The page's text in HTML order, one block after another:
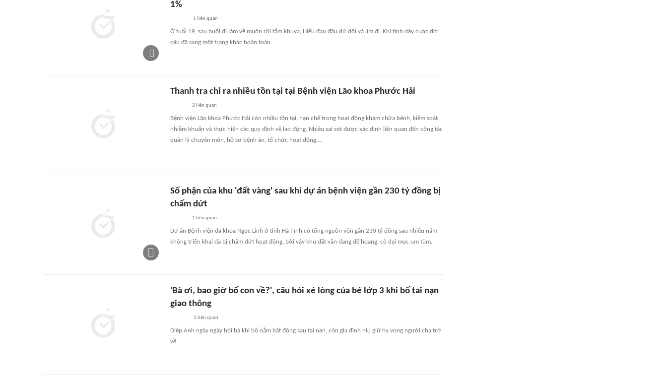
1%
1 liên quan
Ở tuổi 19, sau buổi đi làm về muộn rồi tắm khuya, Hiếu đau đầu dữ dội và lịm đi. Khi tỉnh dậy cuộc đời
cậu đã sang một trang khác hoàn toàn.
Thanh tra chỉ ra nhiều tồn tại tại Bệnh viện Lão khoa Phước Hải
2 liên quan
Bệnh viện Lão khoa Phước Hải còn nhiều tồn tại, hạn chế trong hoạt động khám chữa bệnh, kiểm soát
nhiễm khuẩn và thực hiện các quy định về lao động. Nhiều sai sót được xác định liên quan đến công tác
quản lý chuyên môn, hồ sơ bệnh án, tổ chức hoạt động,...
Số phận của khu 'đất vàng' sau khi dự án bệnh viện gần 230 tỷ đồng bị
chấm dứt
1 liên quan
Dự án Bệnh viện đa khoa Ngọc Linh ở tỉnh Hà Tĩnh có tổng nguồn vốn gần 230 tỷ đồng sau nhiều năm
không triển khai đã bị chấm dứt hoạt động, bởi vậy khu đất vẫn đang để hoang, cỏ dại mọc um tùm.
'Bà ơi, bao giờ bố con về?', câu hỏi xé lòng của bé lớp 3 khi bố tai nạn
giao thông
1 liên quan
Diệp Anh ngày ngày hỏi bà khi bố nằm bất động sau tai nạn, còn gia đình níu giữ hy vọng người cha trở
về.